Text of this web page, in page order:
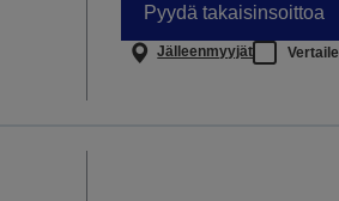
Pyydä takaisinsoittoa
Jälleenmyyjät Vertaile